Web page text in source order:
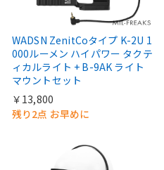
WADSN ZenitCoタイプ K-2U 1
000ルーメン ハイパワー タクテ
ィカルライト + B-9AK ライト
マウントセット
￥13,800
残り2点 お早めに